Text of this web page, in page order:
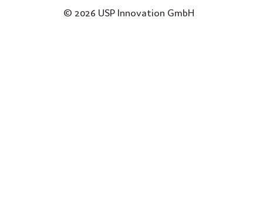
© 2026 USP Innovation GmbH